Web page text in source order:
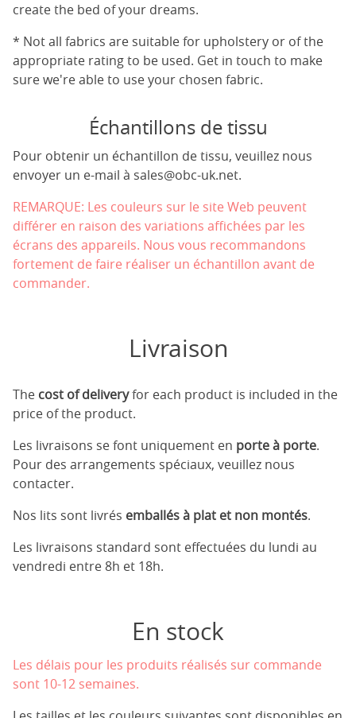
create the bed of your dreams.
* Not all fabrics are suitable for upholstery or of the
appropriate rating to be used. Get in touch to make
sure we're able to use your chosen fabric.
Échantillons de tissu
Pour obtenir un échantillon de tissu, veuillez nous
envoyer un e-mail à sales@obc-uk.net.
REMARQUE: Les couleurs sur le site Web peuvent
différer en raison des variations affichées par les
écrans des appareils. Nous vous recommandons
fortement de faire réaliser un échantillon avant de
commander.
Livraison
The cost of deliveryfor each product is included in the
price of the product.
Les livraisons se font uniquement en porte à porte.
Pour des arrangements spéciaux, veuillez nous
contacter.
Nos lits sont livrés emballés à plat et non montés.
Les livraisons standard sont effectuées du lundi au
vendredi entre 8h et 18h.
En stock
Les délais pour les produits réalisés sur commande
sont 10-12 semaines.